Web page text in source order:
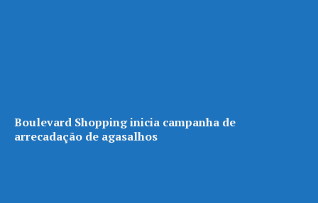
Boulevard Shopping inicia campanha de
arrecadação de agasalhos